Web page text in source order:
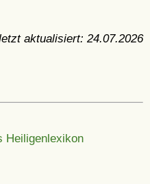
aktualisiert: 24.07.2026
Heiligenlexikon